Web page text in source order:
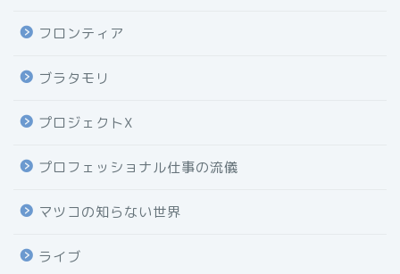
フロンティア
ブラタモリ
プロジェクトX
プロフェッショナル仕事の流儀
マツコの知らない世界
ライブ